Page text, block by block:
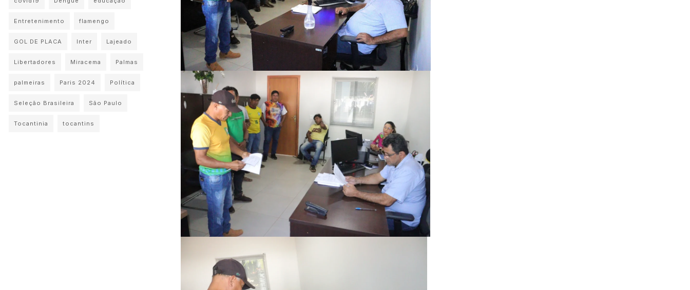
Entretenimento flamengo
GOL DE PLACA Inter Lajeado
Libertadores Miracema Palmas
palmeiras Paris 2024 Política
Seleção Brasileira São Paulo
Tocantinia tocantins